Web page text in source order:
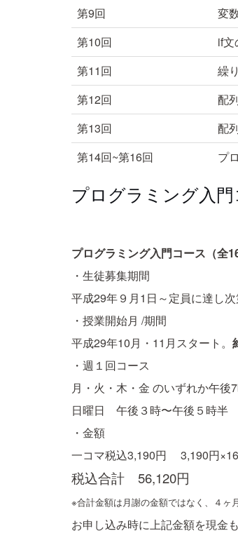
第9回
変
第10回
if文
第11回
繰
第12回
配
第13回
配
第14回~第16回
プ
プログラミング入門
プログラミング入門コース（全
・生徒募集期間
平成29年９月1日～定員に達し
・授業開始月 /期間
平成29年10月・11月スタート。
・週１回コース
月・火・木・金 のいずれか午後
日曜日 午後３時〜午後５時半
・金額
一コマ税込3,190円 3,190円
税込合計 56,120円
※合計金額は月謝の金額ではなく、４ヶ
お申し込み時に上記金額を現金